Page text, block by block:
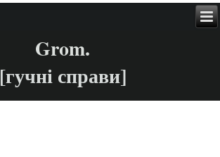
Grom.
[гучні справи]